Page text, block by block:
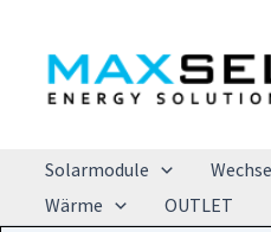
Inhalt
springen
Solarmodule
Wärme
OUTLET